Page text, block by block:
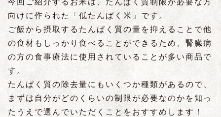
向けに作られた「低たんぱく米」です。
ご飯から摂取するたんぱく質の量を抑えることで他
の食材もしっかり食べることができるため、腎臓病
の方の食事療法に使用されていることが多い商品で
す。
たんぱく質の除去量にもいくつか種類があるので、
まずは自分がどのくらいの制限が必要なのかを知っ
たうえで選んでいただくことをおすすめします！